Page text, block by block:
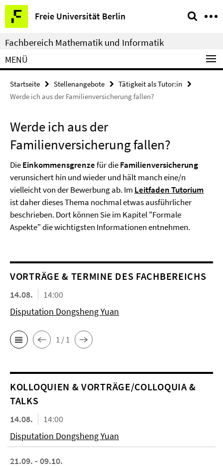
Springe
direkt
zu
Inhalt
Freie Universität Berlin
Service-
Navigation
Fachbereich Mathematik und Informatik
MENÜ
Startseite Stellenangebote
Tätigkeit als Tutor:in
Werde ich aus der Familienversicherung fallen?
Werde ich aus der
Familienversicherung fallen?
DieEinkommensgrenzefür dieFamilienversicherung
verunsichert hin und wieder und hält manch eine/n
vielleicht von der Bewerbung ab. Im Leitfaden Tutorium
ist daher dieses Thema nochmal etwas ausführlicher
beschrieben. Dort können Sie im Kapitel "Formale
Aspekte" die wichtigsten Informationen entnehmen.
VORTRÄGE & TERMINE DES FACHBEREICHS
14.08.
14:00
Disputation Dongsheng Yuan
1 / 1
KOL­LO­QUIEN & VORTRÄGE/COLLOQUIA &
TALKS
14.08.
14:00
Disputation Dongsheng Yuan
21.09. - 09.10.